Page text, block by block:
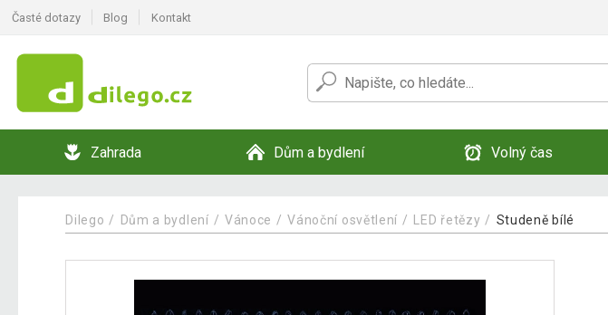
Časté dotazy Blog Kontakt
Zahrada Dům a bydlení Volný čas
Dilego Dům a bydlení Vánoce Vánoční osvětlení LED řetězy Studeně bílé